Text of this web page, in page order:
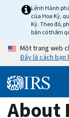
Lệnh Hành
của Hoa Kỳ,
Kỳ. Theo đó,
bản có thẩm
Một trang web
Đây là cách bạn
About